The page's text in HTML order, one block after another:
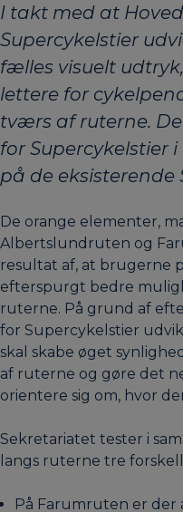
I takt med at
Supercykelstier
fælles visuelt
lettere for
tværs af ruterne.
for
på de eksisterende
De orange elementer,
Albertslundruten og
resultat af, at brugerne
efterspurgt bedre
ruterne. På grund af
for Supercykelstier
skal skabe øget
af ruterne og gøre det
orientere sig om, hvor
Sekretariatet tester i
langs ruterne tre
På Farumruten er der